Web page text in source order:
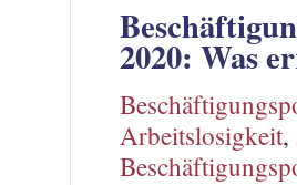
2020: Was
Arbeitslosigkeit,